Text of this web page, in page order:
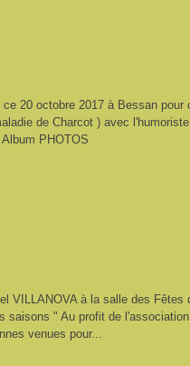
20 octobre 2017 à Bessan pour
de Charcot ) avec
PHOTOS
VILLANOVA à la salle des Fêtes
saisons " Au profit de
venues pour...